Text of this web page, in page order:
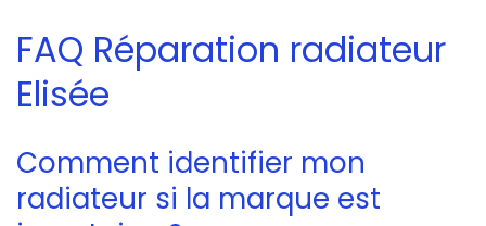
FAQ Réparation radiateur
Elisée
Comment identifier mon
radiateur si la marque est